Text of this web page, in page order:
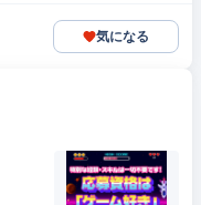
気になる